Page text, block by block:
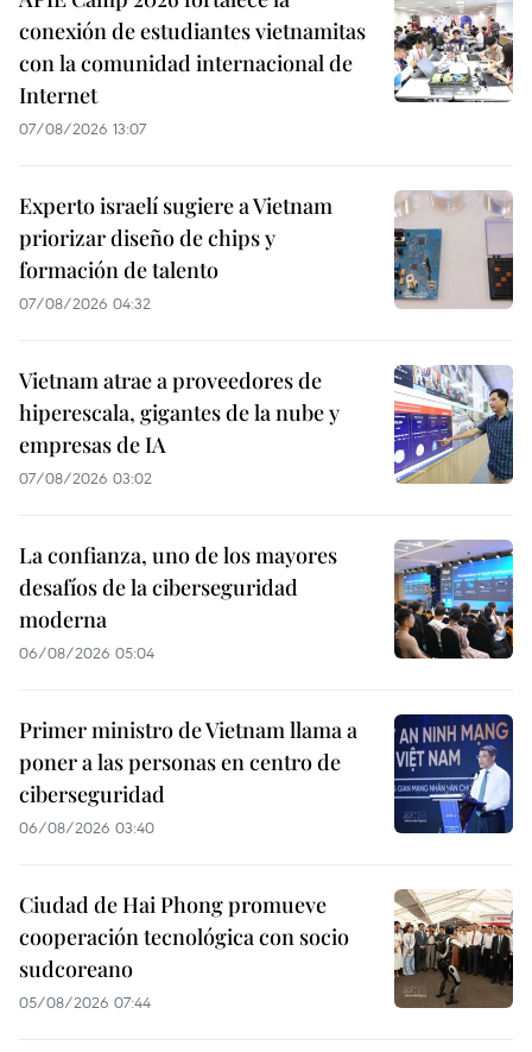
conexión de estudiantes vietnamitas
con la comunidad internacional de
Internet
07/08/2026 13:07
Experto israelí sugiere a Vietnam
priorizar diseño de chips y
formación de talento
07/08/2026 04:32
Vietnam atrae a proveedores de
hiperescala, gigantes de la nube y
empresas de IA
07/08/2026 03:02
La confianza, uno de los mayores
desafíos de la ciberseguridad
moderna
06/08/2026 05:04
Primer ministro de Vietnam llama a
poner a las personas en centro de
ciberseguridad
06/08/2026 03:40
Ciudad de Hai Phong promueve
cooperación tecnológica con socio
sudcoreano
05/08/2026 07:44